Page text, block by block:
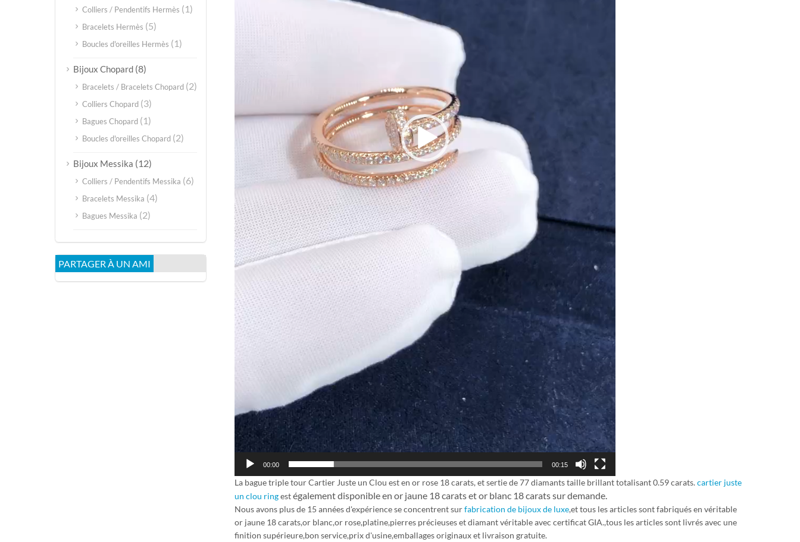
00:00 00:15
La bague triple tour Cartier Juste un Clou est en or rose 18 carats, et sertie de 77 diamants taille brillant totalisant 0.59 carats.cartier juste
un clou ringestégalement disponible en or jaune 18 carats et or blanc 18 carats sur demande.
Nous avons plus de 15 années d'expérience se concentrent surfabrication de bijoux de luxe,et tous les articles sont fabriqués en véritable
or jaune 18 carats,or blanc,or rose,platine,pierres précieuses et diamant véritable avec certificat GIA.,tous les articles sont livrés avec une
finition supérieure,bon service,prix d'usine,emballages originaux et livraison gratuite.
Colliers / Pendentifs Hermès (1)
Bracelets Hermès (5)
Boucles d'oreilles Hermès (1)
Bijoux Chopard (8)
Bracelets / Bracelets Chopard (2)
Colliers Chopard (3)
Bagues Chopard (1)
Boucles d'oreilles Chopard (2)
Bijoux Messika (12)
Colliers / Pendentifs Messika (6)
Bracelets Messika (4)
Bagues Messika (2)
PARTAGER À UN AMI